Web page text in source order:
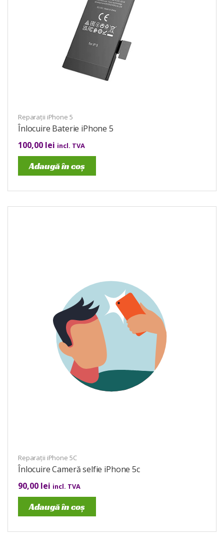
Reparații iPhone 5
Înlocuire Baterie iPhone 5
100,00 lei incl. TVA
Adaugă în coș
Reparații iPhone 5C
Înlocuire Cameră selfie iPhone 5c
90,00 lei incl. TVA
Adaugă în coș